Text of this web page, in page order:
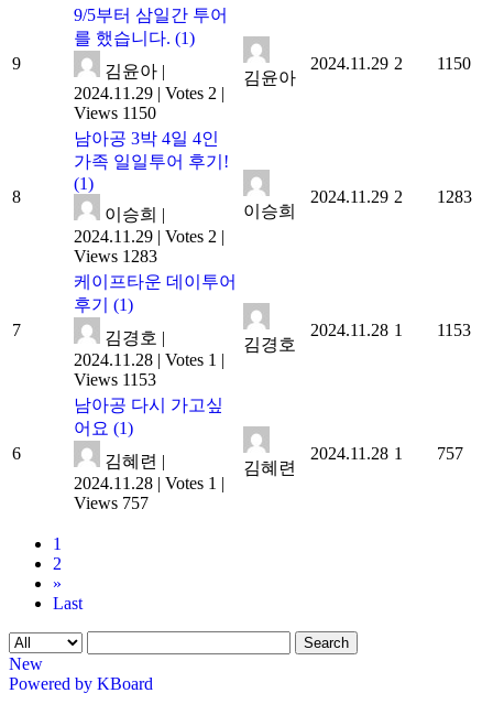
9
9/5부터 삼일간 투어
를 했습니다. (1)
김윤아 |
2024.11.29 | Votes 2 |
Views 1150
김윤아
2024.11.29 2 1150
8
남아공 3박 4일 4인
가족 일일투어 후기!
(1)
이승희 |
2024.11.29 | Votes 2 |
Views 1283
이승희
2024.11.29 2 1283
7
케이프타운 데이투어
후기 (1)
김경호 |
2024.11.28 | Votes 1 |
Views 1153
김경호
2024.11.28 1 1153
6
남아공 다시 가고싶
어요 (1)
김혜련 |
2024.11.28 | Votes 1 |
Views 757
김혜련
2024.11.28 1 757
1
2
»
Last
Search
New
Powered by KBoard